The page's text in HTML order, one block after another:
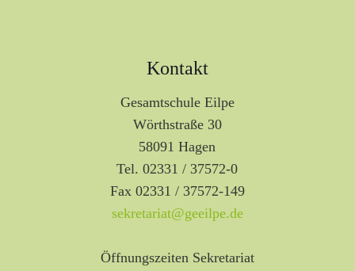
Kontakt
Gesamtschule Eilpe
Wörthstraße 30
58091 Hagen
Tel. 02331 / 37572-0
Fax 02331 / 37572-149
sekretariat@geeilpe.de
Öffnungszeiten Sekretariat